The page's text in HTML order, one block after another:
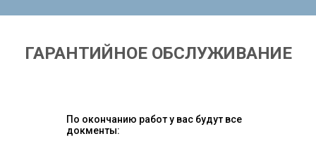
ГАРАНТИЙНОЕ ОБСЛУЖИВАНИЕ
По окончанию работ у вас будут все
докменты: